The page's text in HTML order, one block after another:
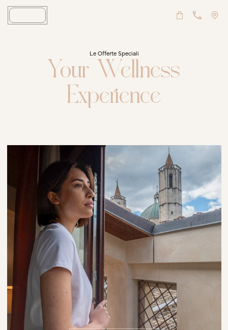
Le Offerte Speciali
Your Wellness
Experience